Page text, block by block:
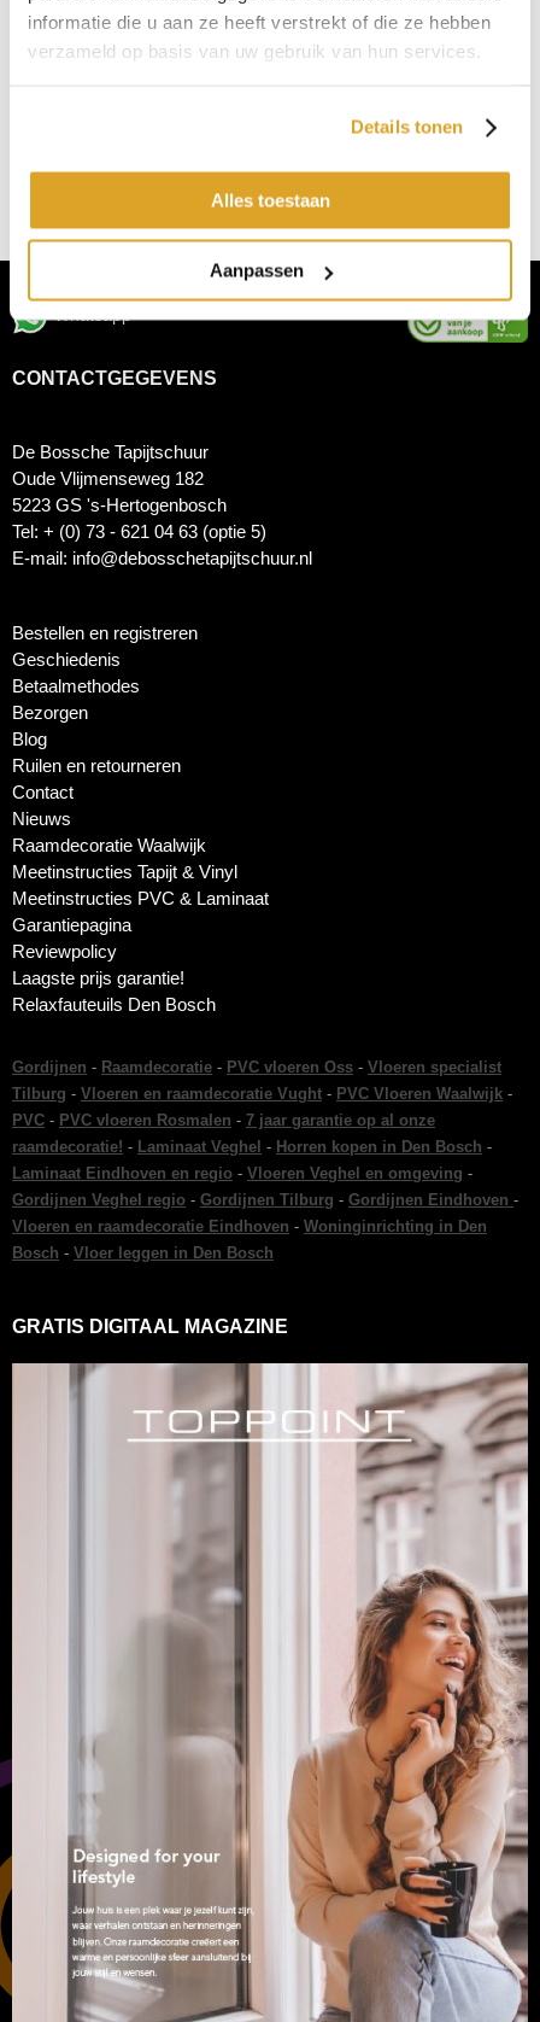
informatie die u aan ze heeft verstrekt of die ze hebben
verzameld op basis van uw gebruik van hun services.
Details tonen
Alles toestaan
Aanpassen
Afleveroptie:
Afhalen in Den Boschgratis!
TOEVOEGEN AAN WINKELMAND
OF WE ZIEN U IN DE WINKEL
CONTACTGEGEVENS
De Bossche Tapijtschuur
Oude Vlijmenseweg 182
5223 GS 's-Hertogenbosch
Tel: + (0) 73 - 621 04 63 (optie 5)
E-mail: info@debosschetapijtschuur.nl
Bestellen en registreren
Geschiedenis
Betaalmethodes
Bezorgen
Blog
Ruilen en retourneren
Contact
Nieuws
Raamdecoratie Waalwijk
Meetinstructies Tapijt & Vinyl
Meetinstructies PVC & Laminaat
Garantiepagina
Reviewpolicy
Laagste prijs garantie!
Relaxfauteuils Den Bosch
Gordijnen - Raamdecoratie - PVC vloeren Oss - Vloeren specialist
Tilburg - Vloeren en raamdecoratie Vught - PVC Vloeren Waalwijk -
PVC - PVC vloeren Rosmalen - 7 jaar garantie op al onze
raamdecoratie! - Laminaat Veghel - Horren kopen in Den Bosch -
Laminaat Eindhoven en regio - Vloeren Veghel en omgeving -
Gordijnen Veghel regio - Gordijnen Tilburg - Gordijnen Eindhoven -
Vloeren en raamdecoratie Eindhoven - Woninginrichting in Den
Bosch - Vloer leggen in Den Bosch
GRATIS DIGITAAL MAGAZINE